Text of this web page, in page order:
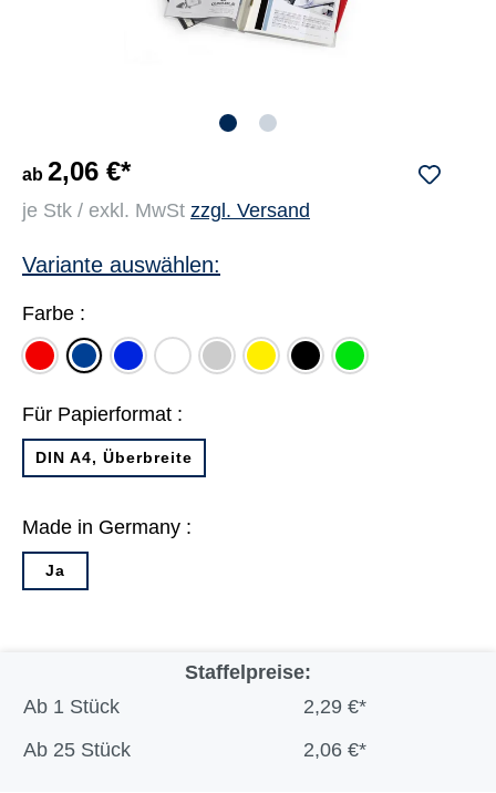
ab 2,06 €*
je Stk / exkl. MwSt zzgl. Versand
Variante auswählen:
Farbe :
rot dunkelblau
blau weiß grau gelb schwarzgrün
Für Papierformat :
DIN A4, Überbreite
Made in Germany :
Ja
Staffelpreise:
Ab 1 Stück
2,29 €*
Ab 25 Stück 2,06 €*